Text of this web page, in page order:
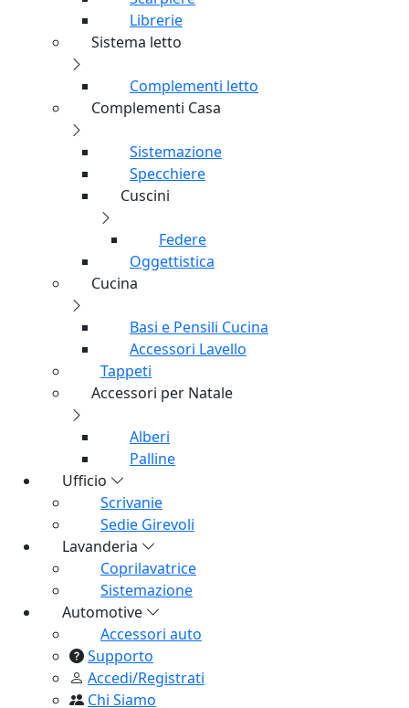
Tavolini
Consolle
Armadi
Mobili da ingresso
Cassettiere
Pareti Attrezzate
Scarpiere
Librerie
Sistema letto
Complementi letto
Complementi Casa
Sistemazione
Specchiere
Cuscini
Federe
Oggettistica
Cucina
Basi e Pensili Cucina